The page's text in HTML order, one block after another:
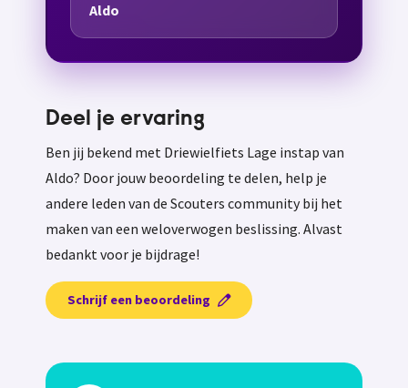
Aldo
Deel je ervaring
Ben jij bekend met Driewielfiets Lage instap van
Aldo? Door jouw beoordeling te delen, help je
andere leden van de Scouters community bij het
maken van een weloverwogen beslissing. Alvast
bedankt voor je bijdrage!
Schrijf een beoordeling